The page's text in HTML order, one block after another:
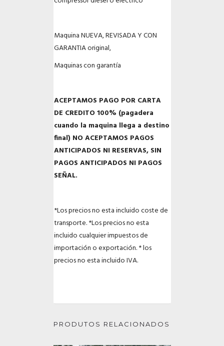
Maquina NUEVA, REVISADA Y CON
GARANTIA original,
Maquinas con garantía
ACEPTAMOS PAGO POR CARTA
DE CREDITO 100% (pagadera
cuando la maquina llega a destino
final) NO ACEPTAMOS PAGOS
ANTICIPADOS NI RESERVAS, SIN
PAGOS ANTICIPADOS NI PAGOS
SEÑAL.
*Los precios no esta incluido coste de
transporte.*Los precios no esta
incluido cualquier impuestos de
importación o exportación.* los
precios no esta incluido IVA.
PRODUTOS RELACIONADOS